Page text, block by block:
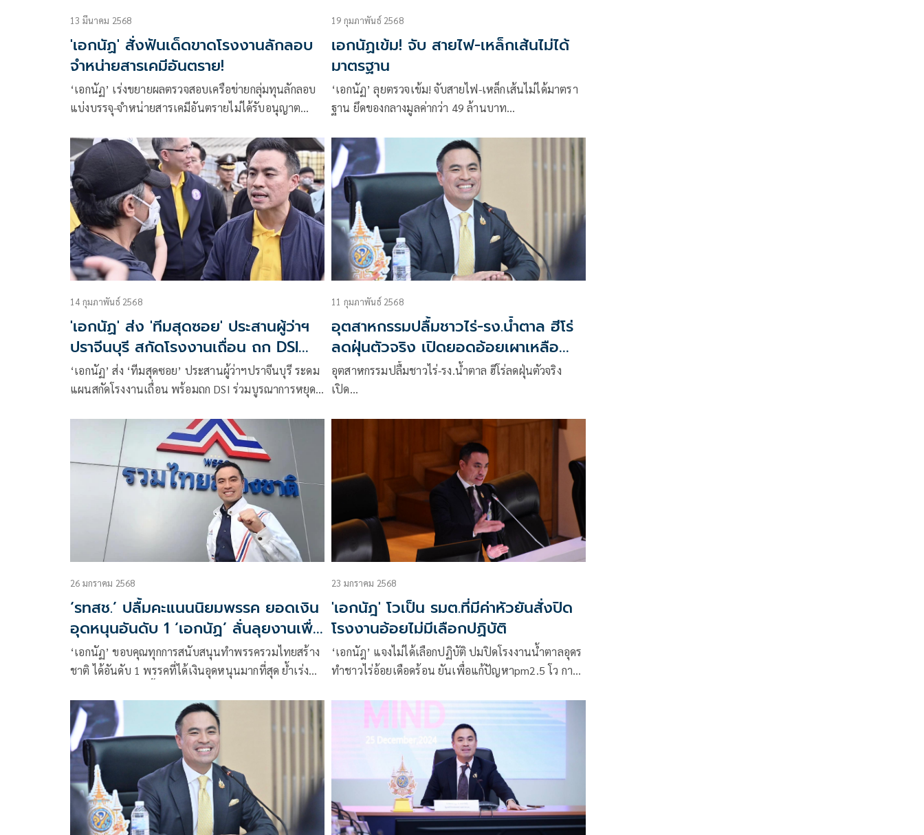
13 มีนาคม 2568
'เอกนัฏ' สั่งฟันเด็ดขาดโรงงานลักลอบ
จำหน่ายสารเคมีอันตราย!
‘เอกนัฏ’ เร่งขยายผลตรวจสอบเครือข่ายกลุ่มทุนลักลอบ
แบ่งบรรจุ-จำหน่ายสารเคมีอันตรายไม่ได้รับอนุญาต
สั่งดำเนินคดีเด็ดขาด
19 กุมภาพันธ์ 2568
เอกนัฏเข้ม! จับ สายไฟ-เหล็กเส้นไม่ได้
มาตรฐาน
‘เอกนัฏ’ ลุยตรวจเข้ม! จับสายไฟ-เหล็กเส้นไม่ได้มาตรา
ฐาน ยึดของกลางมูลค่ากว่า 49 ล้านบาท
จำหน่ายสินค้าดีมีมาตรฐานให้กับประชาชน
14 กุมภาพันธ์ 2568
'เอกนัฏ' ส่ง 'ทีมสุดซอย' ประสานผู้ว่าฯ
ปราจีนบุรี สกัดโรงงานเถื่อน ถก DSI
ร่วมบูรณาการ
‘เอกนัฏ’ ส่ง ‘ทีมสุดซอย’ ประสานผู้ว่าฯปราจีนบุรี ระดม
แผนสกัดโรงงานเถื่อน พร้อมถก DSI ร่วมบูรณาการหยุด
11 กุมภาพันธ์ 2568
อุตสาหกรรมปลื้มชาวไร่-รง.น้ำตาล ฮีโร่
ลดฝุ่นตัวจริง เปิดยอดอ้อยเผาเหลือ
9%
อุตสาหกรรมปลื้มชาวไร่-รง.น้ำตาล ฮีโร่ลดฝุ่นตัวจริง
เปิด…
26 มกราคม 2568
‘รทสช.’ ปลื้มคะแนนนิยมพรรค ยอดเงิน
อุดหนุนอันดับ 1 ‘เอกนัฏ’ ลั่นลุยงานเพื่อ
ปชช.
‘เอกนัฏ’ ขอบคุณทุกการสนับสนุนทำพรรครวมไทยสร้าง
ชาติ ได้อันดับ 1 พรรคที่ได้เงินอุดหนุนมากที่สุด ย้ำเร่ง
23 มกราคม 2568
'เอกนัฎ' โวเป็น รมต.ที่มีค่าหัวยันสั่งปิด
โรงงานอ้อยไม่มีเลือกปฏิบัติ
‘เอกนัฎ’ แจงไม่ได้เลือกปฏิบัติ ปมปิดโรงงานน้ำตาลอุดร
ทำชาวไร่อ้อยเดือดร้อน ยันเพื่อแก้ปัญหาpm2.5 โว การ
300 ล้าน ลั่นไม่กลัวทำหน้าที่รักษาเพื่อส่วนรวม